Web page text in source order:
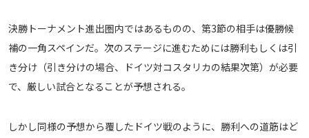
ABEMAの視聴について
TV
決勝トーナメント進出圏内ではあるものの、第3節の相手は優勝候
補の一角スペインだ。次のステージに進むためには勝利もしくは引
き分け（引き分けの場合、ドイツ対コスタリカの結果次第）が必要
で、厳しい試合となることが予想される。
しかし同様の予想から覆したドイツ戦のように、勝利への道筋はど